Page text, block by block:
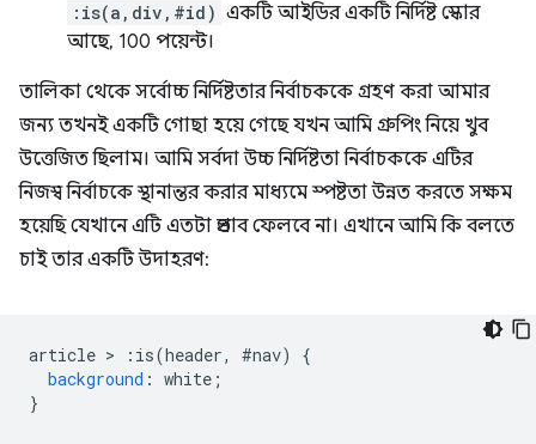
:is(a,div,#id) একটি আইডির একটি নির্দিষ্ট স্কোর
আছে, 100 পয়েন্ট।
তালিকা থেকে সর্বোচ্চ নির্দিষ্টতার নির্বাচককে গ্রহণ করা আমার
জন্য তখনই একটি গোছা হয়ে গেছে যখন আমি গ্রুপিং নিয়ে খুব
উত্তেজিত ছিলাম। আমি সর্বদা উচ্চ নির্দিষ্টতা নির্বাচককে এটির
নিজস্ব নির্বাচকে স্থানান্তর করার মাধ্যমে স্পষ্টতা উন্নত করতে সক্ষম
হয়েছি যেখানে এটি এতটা প্রভাব ফেলবে না। এখানে আমি কি বলতে
চাই তার একটি উদাহরণ:
article > : is(header, #nav)
{
background : white ;
}